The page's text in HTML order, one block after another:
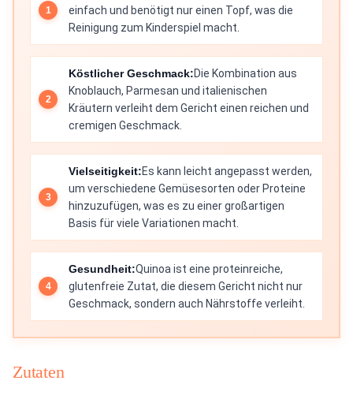
einfach und benötigt nur einen Topf, was die
Reinigung zum Kinderspiel macht.
Köstlicher Geschmack:Die Kombination aus
Knoblauch, Parmesan und italienischen
Kräutern verleiht dem Gericht einen reichen und
cremigen Geschmack.
Vielseitigkeit:Es kann leicht angepasst werden,
um verschiedene Gemüsesorten oder Proteine
hinzuzufügen, was es zu einer großartigen
Basis für viele Variationen macht.
Gesundheit:Quinoa ist eine proteinreiche,
glutenfreie Zutat, die diesem Gericht nicht nur
Geschmack, sondern auch Nährstoffe verleiht.
Zutaten